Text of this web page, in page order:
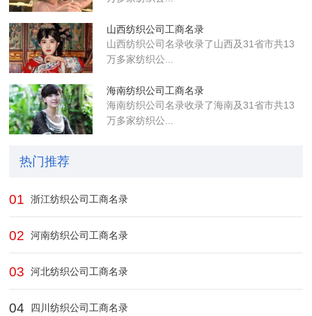
山西纺织公司工商名录
山西纺织公司名录收录了山西及31省市共13
万多家纺织公...
海南纺织公司工商名录
海南纺织公司名录收录了海南及31省市共13
万多家纺织公...
热门推荐
01 浙江纺织公司工商名录
02 河南纺织公司工商名录
03 河北纺织公司工商名录
04 四川纺织公司工商名录